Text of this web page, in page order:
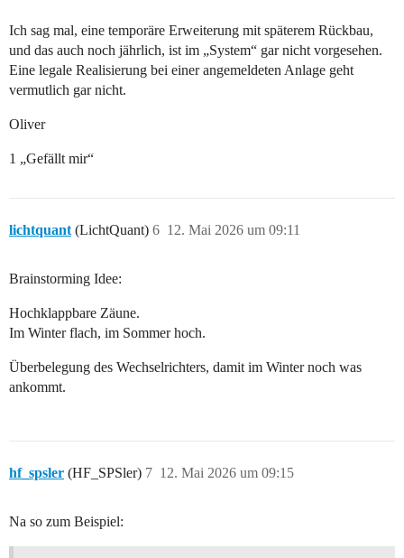
Ich sag mal, eine temporäre Erweiterung mit späterem Rückbau,
und das auch noch jährlich, ist im „System“ gar nicht vorgesehen.
Eine legale Realisierung bei einer angemeldeten Anlage geht
vermutlich gar nicht.
Oliver
1 „Gefällt mir“
lichtquant (LichtQuant) 12. Mai 2026 um 09:11
6
Brainstorming Idee:
Hochklappbare Zäune.
Im Winter flach, im Sommer hoch.
Überbelegung des Wechselrichters, damit im Winter noch was
ankommt.
hf_spsler (HF_SPSler) 12. Mai 2026 um 09:15
7
Na so zum Beispiel: